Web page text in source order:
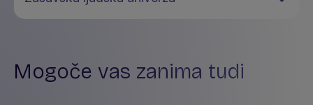
Mogoče vas zanima tudi